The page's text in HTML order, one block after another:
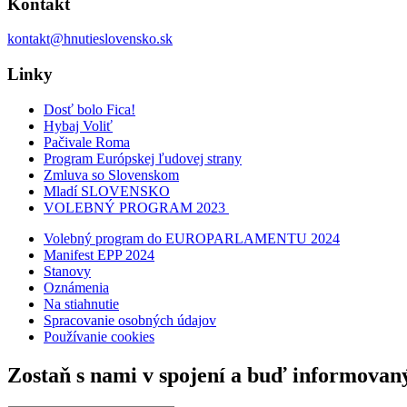
kontakt@hnutieslovensko.sk
Linky
Dosť bolo Fica!
Hybaj Voliť
Pačivale Roma
Program Európskej ľudovej strany
Zmluva so Slovenskom
Mladí SLOVENSKO
VOLEBNÝ PROGRAM 2023
Volebný program do EUROPARLAMENTU 2024
Manifest EPP 2024
Stanovy
Oznámenia
Na stiahnutie
Spracovanie osobných údajov
Používanie cookies
Zostaň s nami v spojení a buď